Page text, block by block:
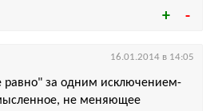
равно" за одним исключением-
не меняющее
16.01.2014 в 14:05